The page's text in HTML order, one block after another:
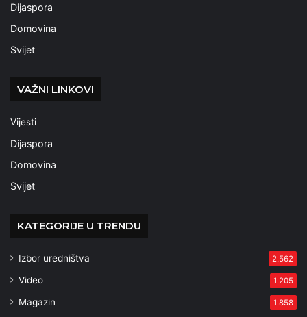
Dijaspora
Domovina
Svijet
VAŽNI LINKOVI
Vijesti
Dijaspora
Domovina
Svijet
KATEGORIJE U TRENDU
Izbor uredništva 2.562
Video 1.205
Magazin 1.858